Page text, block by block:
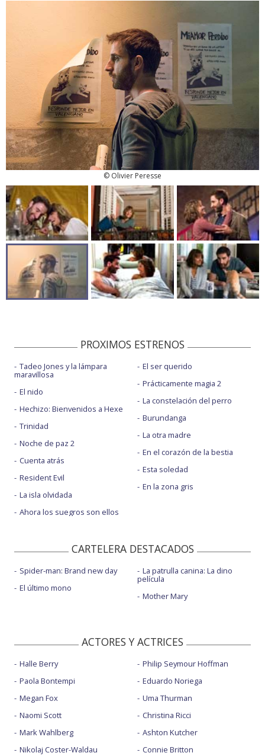
© Olivier Peresse
PROXIMOS ESTRENOS
Tadeo Jones y la lámpara
maravillosa
El nido
Hechizo: Bienvenidos a Hexe
Trinidad
Noche de paz 2
Cuenta atrás
Resident Evil
La isla olvidada
Ahora los suegros son ellos
El ser querido
Prácticamente magia 2
La constelación del perro
Burundanga
La otra madre
En el corazón de la bestia
Esta soledad
En la zona gris
CARTELERA DESTACADOS
Spider-man: Brand new day
El último mono
La patrulla canina: La dino
película
Mother Mary
ACTORES Y ACTRICES
Halle Berry
Paola Bontempi
Megan Fox
Naomi Scott
Mark Wahlberg
Nikolaj Coster-Waldau
Philip Seymour Hoffman
Eduardo Noriega
Uma Thurman
Christina Ricci
Ashton Kutcher
Connie Britton